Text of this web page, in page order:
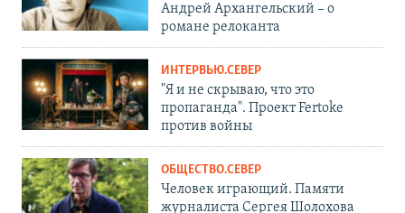
Андрей Архангельский – о
романе релоканта
ИНТЕРВЬЮ.СЕВЕР
"Я и не скрываю, что это
пропаганда". Проект Fertoke
против войны
ОБЩЕСТВО.СЕВЕР
Человек играющий. Памяти
журналиста Сергея Шолохова